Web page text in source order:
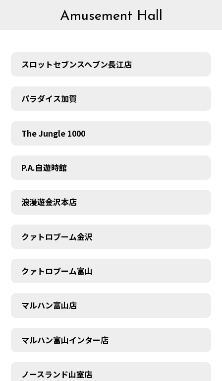
Amusement Hall
スロットセブンスヘブン長江店
パラダイス加賀
The Jungle 1000
P.A.自遊時館
浪漫遊金沢本店
クァトロブーム金沢
クァトロブーム富山
マルハン富山店
マルハン富山インター店
ノースランド山室店